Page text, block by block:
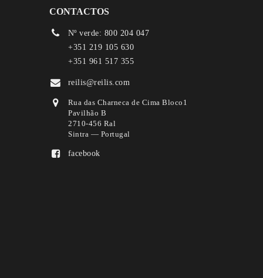
CONTACTOS
Nº verde: 800 204 047
+351 219 105 630
+351 961 517 355
reilis@reilis.com
Rua das Charneca de Cima Bloco1
Pavilhão B
2710-456 Ral
Sintra — Portugal
facebook